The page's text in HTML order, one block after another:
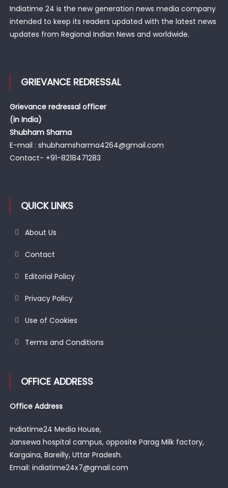
Indiatime 24 is the new generation news media company
intended to keep its readers updated with the latest news
updates from Regional Indian News and worldwide.
GRIEVANCE REDRESSAL
Grievance redressal officer
(in India)
Shubham Shama
E-mail : shubhamsharma4264@gmail.com
Contact- +91-8218471283
QUICK LINKS
About Us
Contact
Editorial Policy
Privacy Policy
Use of Cookies
Terms and Conditions
OFFICE ADDRESS
Office Address
Indiatime24 Media House,
Jansewa hospital campus, opposite Parag Milk factory,
Kargaina, Bareilly, Uttar Pradesh.
Email: indiatime24x7@gmail.com